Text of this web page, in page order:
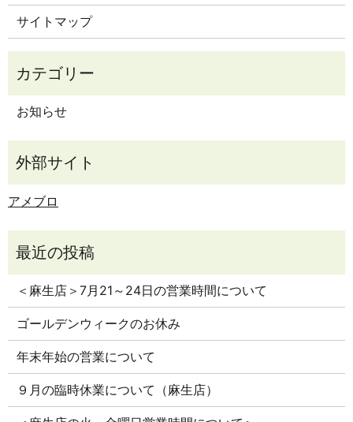
サイトマップ
お知らせ
アメブロ
＜麻生店＞7月21～24日の営業時間について
ゴールデンウィークのお休み
年末年始の営業について
９月の臨時休業について（麻生店）